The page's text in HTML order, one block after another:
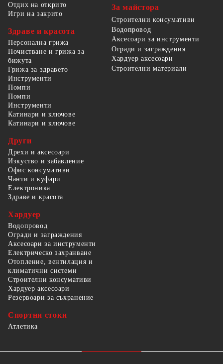
Отдих на открито
Игри на закрито
Здраве и красота
Персонална грижа
Почистване и грижа за
бижута
Грижа за здравето
За майстора
Строителни консумативи
Водопровод
Аксесоари за инструменти
Огради и заграждения
Хардуер аксесоари
Строителни материали
Инструменти
Помпи
Помпи
Инструменти
Катинари и ключове
Катинари и ключове
Други
Дрехи и аксесоари
Изкуство и забавление
Офис консумативи
Чанти и куфари
Електроника
Здраве и красота
Хардуер
Водопровод
Огради и заграждения
Аксесоари за инструменти
Електрическо захранване
Отопление, вентилация и
климатични системи
Строителни консумативи
Хардуер аксесоари
Резервоари за съхранение
Спортни стоки
Атлетика